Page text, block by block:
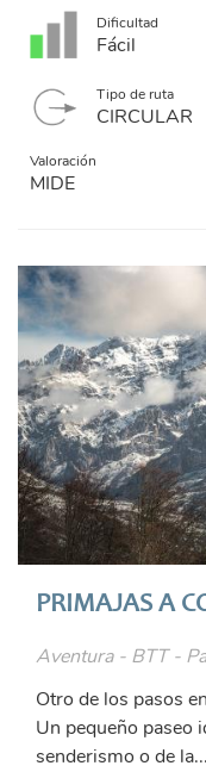
Dificultad
Fácil
Tipo de ruta
CIRCULAR
Valoración
MIDE
PRIMAJAS A
Aventura - BTT -
Otro de los pasos
Un pequeño paseo
senderismo o de la...